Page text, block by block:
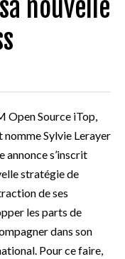
nouvelle
Open Source iTop,
Sylvie Lerayer
annonce s’inscrit
stratégie de
de ses
les parts de
dans son
Pour ce faire,